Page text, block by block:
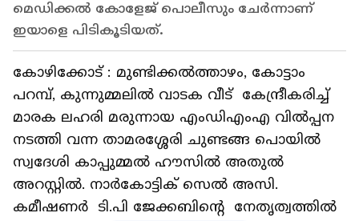
മെഡിക്കൽ കോളേജ് പൊലീസും ചേർന്നാണ്
ഇയാളെ പിടികൂടിയത്.
കോഴിക്കോട് : മുണ്ടിക്കൽത്താഴം, കോട്ടാം
പറമ്പ്, കുന്നുമ്മലിൽ വാടക വീട് കേന്ദ്രീകരിച്ച്
മാരക ലഹരി മരുന്നായ എംഡിഎംഎ വിൽപ്പന
നടത്തി വന്ന താമരശ്ശേരി ചുണ്ടങ്ങ പൊയിൽ
സ്വദേശി കാപ്പുമ്മൽ ഹൗസിൽ അതുൽ
അറസ്റ്റിൽ. നാർകോട്ടിക് സെൽ അസി.
കമീഷണർ ടി.പി ജേക്കബിന്റെ നേതൃത്വത്തിൽ